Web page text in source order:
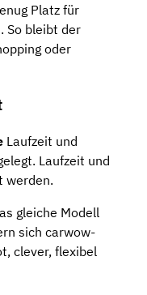
Platz für
So bleibt der
oder
Laufzeit und
Laufzeit und
werden.
gleiche Modell
sich carwow-
clever, flexibel